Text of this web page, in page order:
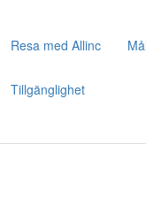
Resa med Allinc
Tillgänglighet